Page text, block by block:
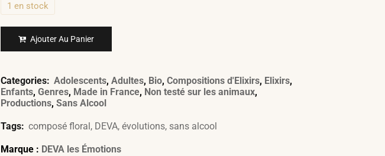
1 en stock
Ajouter Au Panier
Categories: Adolescents, Adultes, Bio, Compositions d'Elixirs, Elixirs,
Enfants, Genres, Made in France, Non testé sur les animaux,
Productions, Sans Alcool
Tags: composé floral, DEVA, évolutions, sans alcool
Marque : DEVA les Émotions